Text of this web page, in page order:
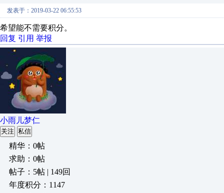
发表于：2019-03-22 06:55:53
希望能不需要积分。
回复 引用 举报
小雨儿梦仁
关注 私信
精华：0帖
求助：0帖
帖子：5帖 | 149回
年度积分：1147